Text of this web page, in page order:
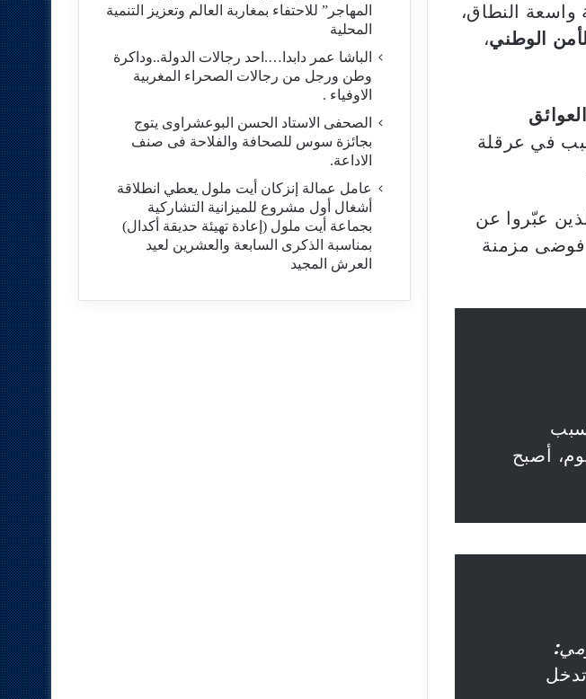
النطاق،
الأمن الوطني،
في عرقلة
عبّروا عن
فوضى مزمنة
أصبح
المهاجر” للاحتفاء بمغاربة العالم وتعزيز التنمية
المحلية
الباشا عمر دابدا….احد رجالات الدولة..وداكرة
وطن ورجل من رجالات الصحراء المغربية
الاوفياء .
الصحفى الاستاد الحسن البوعشراوى يتوج
بجائزة سوس للصحافة والفلاحة فى صنف
الاداعة.
عامل عمالة إنزكان أيت ملول يعطي انطلاقة
أشغال أول مشروع للميزانية التشاركية
بجماعة أيت ملول (إعادة تهيئة حديقة أكدال)
بمناسبة الذكرى السابعة والعشرين لعيد
العرش المجيد